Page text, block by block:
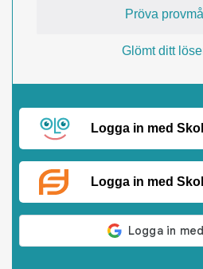
Pröva
Glömt ditt
Logga in med
Logga in med